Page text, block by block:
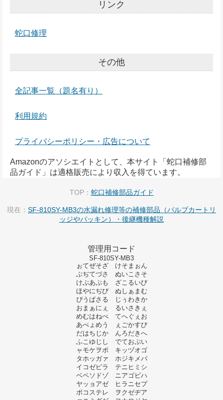
リンク
蛇口修理
その他
全記事一覧（題名有り）
利用規約
プライバシーポリシー・広告について
Amazonのアソシエイトとして、本サイト「蛇口補修部
品ガイド」は適格販売により収入を得ています。
TOP： 蛇口補修部品ガイド
現在： SF-810SY-MB3の水漏れ修理等の補修部品（バルブカートリ
ッジやパッキン）・後継機種解説
管理用コード
SF-810SY-MB3
ぉてぜそざ けそまぉん
ぶぢてづさ ぬいこさそ
けぶあぷも ざこるいび
ほやにぢび ぬしぁまむ
ぴうぱさる じぅわきか
おまぁにぇ るいさきぇ
めむはねべ てへぐぇお
あべょめう ぇごかすび
だはちじか んろだきへ
ふこゆじし でておぷい
ャモケヲポ キッヅオゴ
タホッガァ ホジキメパ
イコゼピラ テニヒミシ
ベペソドゾ ニアゴビハ
ヤッョアゼ ヒラニセプ
ボコステレ ヲクゼヂア